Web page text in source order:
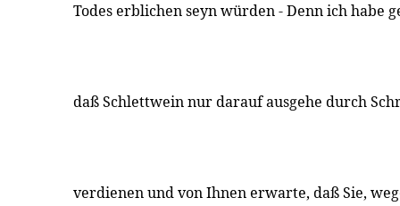
Todes erblichen seyn würden - Denn ich habe
daß Schlettwein nur darauf ausgehe durch
verdienen und von Ihnen erwarte, daß Sie,